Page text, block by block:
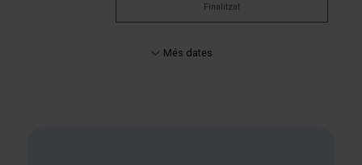
Finalitzat
Més dates